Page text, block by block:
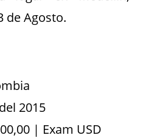
de Agosto.
2015
| Exam USD